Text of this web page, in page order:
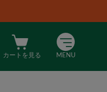
カートを見る MENU